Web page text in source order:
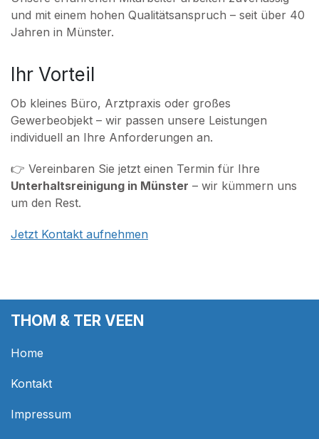
und mit einem hohen Qualitätsanspruch – seit über 40
Jahren in Münster.
Ihr Vorteil
Ob kleines Büro, Arztpraxis oder großes
Gewerbeobjekt – wir passen unsere Leistungen
individuell an Ihre Anforderungen an.
👉 Vereinbaren Sie jetzt einen Termin für Ihre
Unterhaltsreinigung in Münster – wir kümmern uns
um den Rest.
Jetzt Kontakt aufnehmen
THOM & TER VEEN
Home
Kontakt
Impressum